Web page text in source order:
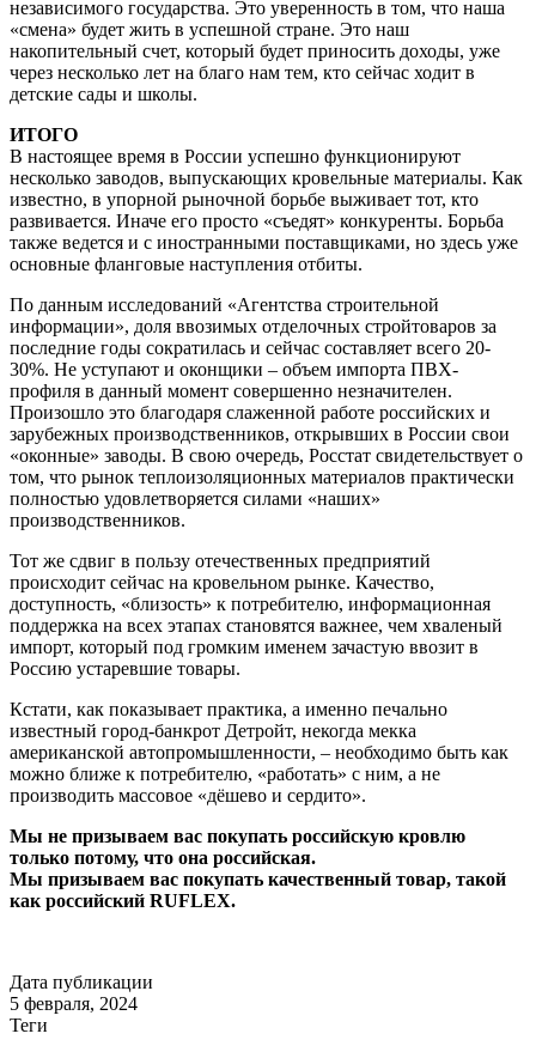
независимого государства. Это уверенность в том, что наша
«смена» будет жить в успешной стране. Это наш
накопительный счет, который будет приносить доходы, уже
через несколько лет на благо нам тем, кто сейчас ходит в
детские сады и школы.
ИТОГО
В настоящее время в России успешно функционируют
несколько заводов, выпускающих кровельные материалы. Как
известно, в упорной рыночной борьбе выживает тот, кто
развивается. Иначе его просто «съедят» конкуренты. Борьба
также ведется и с иностранными поставщиками, но здесь уже
основные фланговые наступления отбиты.
По данным исследований «Агентства строительной
информации», доля ввозимых отделочных стройтоваров за
последние годы сократилась и сейчас составляет всего 20-
30%. Не уступают и оконщики – объем импорта ПВХ-
профиля в данный момент совершенно незначителен.
Произошло это благодаря слаженной работе российских и
зарубежных производственников, открывших в России свои
«оконные» заводы. В свою очередь, Росстат свидетельствует о
том, что рынок теплоизоляционных материалов практически
полностью удовлетворяется силами «наших»
производственников.
Тот же сдвиг в пользу отечественных предприятий
происходит сейчас на кровельном рынке. Качество,
доступность, «близость» к потребителю, информационная
поддержка на всех этапах становятся важнее, чем хваленый
импорт, который под громким именем зачастую ввозит в
Россию устаревшие товары.
Кстати, как показывает практика, а именно печально
известный город-банкрот Детройт, некогда мекка
американской автопромышленности, – необходимо быть как
можно ближе к потребителю, «работать» с ним, а не
производить массовое «дёшево и сердито».
Мы не призываем вас покупать российскую кровлю
только потому, что она российская.
Мы призываем вас покупать качественный товар, такой
как российский RUFLEX.
Дата публикации
5 февраля, 2024
Теги